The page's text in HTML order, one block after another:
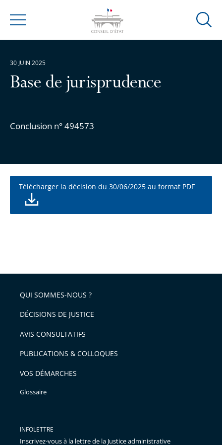
Menu
Ouvrir
Base de jurisprudence
Conclusion n° 494573
30 JUIN 2025
Télécharger la décision du 30/06/2025 au format PDF
QUI SOMMES-NOUS ?
DÉCISIONS DE JUSTICE
AVIS CONSULTATIFS
PUBLICATIONS & COLLOQUES
VOS DÉMARCHES
Glossaire
INFOLETTRE
Inscrivez-vous à la lettre de la Justice administrative